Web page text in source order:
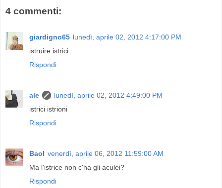
4 commenti:
giardigno65 lunedì, aprile 02, 2012 4:17:00 PM
istruire istrici
Rispondi
ale
lunedì, aprile 02, 2012 4:49:00 PM
istrici istrioni
Rispondi
Baol venerdì, aprile 06, 2012 11:59:00 AM
Ma l'istrice non c'ha gli aculei?
Rispondi